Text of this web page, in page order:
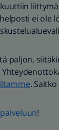
ei ole
paljon,
.
!